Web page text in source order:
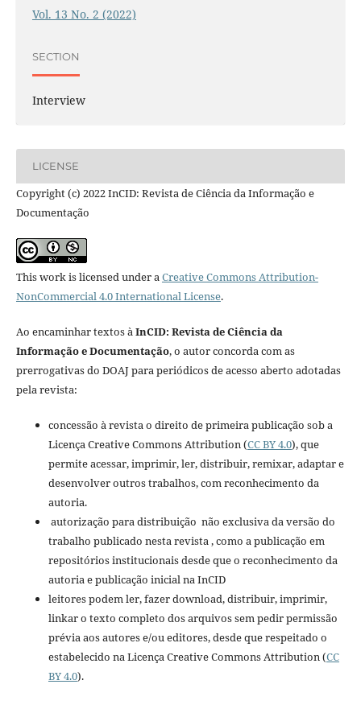
Vol. 13 No. 2 (2022)
SECTION
Interview
LICENSE
Copyright (c) 2022 InCID: Revista de Ciência da Informação e
Documentação
This work is licensed under a Creative Commons Attribution-
NonCommercial 4.0 International License.
Ao encaminhar textos à InCID: Revista de Ciência da
Informação e Documentação, o autor concorda com as
prerrogativas do DOAJ para periódicos de acesso aberto adotadas
pela revista:
concessão à revista o direito de primeira publicação sob a
Licença Creative Commons Attribution (CC BY 4.0), que
permite acessar, imprimir, ler, distribuir, remixar, adaptar e
desenvolver outros trabalhos, com reconhecimento da
autoria.
autorização para distribuição não exclusiva da versão do
trabalho publicado nesta revista , como a publicação em
repositórios institucionais desde que o reconhecimento da
autoria e publicação inicial na InCID
leitores podem ler, fazer download, distribuir, imprimir,
linkar o texto completo dos arquivos sem pedir permissão
prévia aos autores e/ou editores, desde que respeitado o
estabelecido na Licença Creative Commons Attribution (CC
BY 4.0).